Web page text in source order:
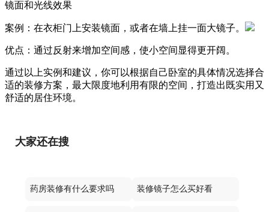
镜面和光线效果
案例：在衣柜门上安装镜面，或者在墙上挂一面大镜子。
优点：通过反射来增加空间感，使小空间显得更开阔。
通过以上实例和建议，你可以根据自己卧室的具体情况选择合
适的装修方案，最大限度地利用有限的空间，打造出既实用又
舒适的居住环境。
大家还在搜
药房装修有什么要求吗 装修镜子怎么买好看